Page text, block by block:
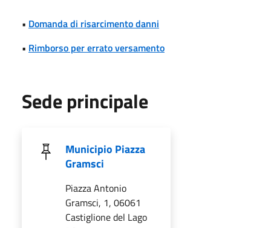
• Domanda di risarcimento danni
• Rimborso per errato versamento
Sede principale
Municipio Piazza
Gramsci
Piazza Antonio
Gramsci, 1, 06061
Castiglione del Lago